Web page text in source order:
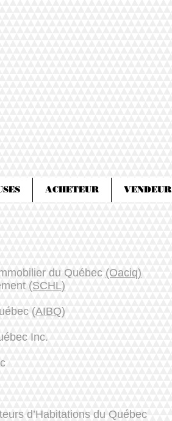
ACHETEUR VENDEUR
du Québec (Oaciq)
(SCHL)
(AIBQ)
Inc.
d’Habitations du Québec